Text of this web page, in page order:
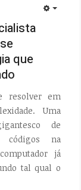
que
resolver em
Uma
de
códigos na
já
tal qual o